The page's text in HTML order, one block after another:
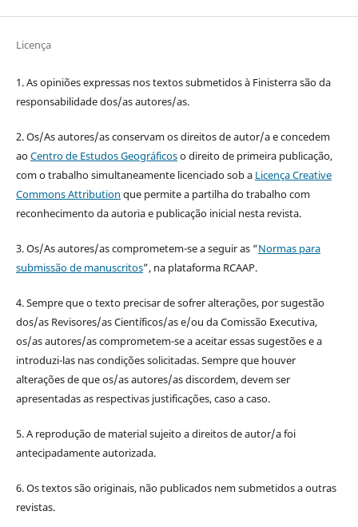
Licença
1. As opiniões expressas nos textos submetidos à Finisterra são da
responsabilidade dos/as autores/as.
2. Os/As autores/as conservam os direitos de autor/a e concedem
aoCentro de Estudos Geográficoso direito de primeira publicação,
com o trabalho simultaneamente licenciado sob a Licença Creative
Commons Attribution que permite a partilha do trabalho com
reconhecimento da autoria e publicação inicial nesta revista.
3. Os/As autores/as comprometem-se a seguir as “Normas para
submissão de manuscritos”, na plataforma RCAAP.
4. Sempre que o texto precisar de sofrer alterações, por sugestão
dos/as Revisores/as Científicos/as e/ou da Comissão Executiva,
os/as autores/as comprometem-se a aceitar essas sugestões e a
introduzi-las nas condições solicitadas. Sempre que houver
alterações de que os/as autores/as discordem, devem ser
apresentadas as respectivas justificações, caso a caso.
5. A reprodução de material sujeito a direitos de autor/a foi
antecipadamente autorizada.
6. Os textos são originais, não publicados nem submetidos a outras
revistas.